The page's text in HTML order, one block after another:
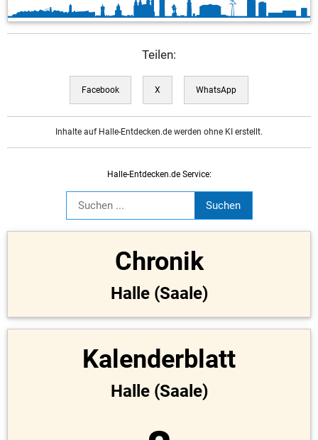
Teilen:
Facebook X WhatsApp
Inhalte auf Halle-Entdecken.de werden ohne KI erstellt.
Halle-Entdecken.de Service:
Chronik
Halle (Saale)
Kalenderblatt
Halle (Saale)